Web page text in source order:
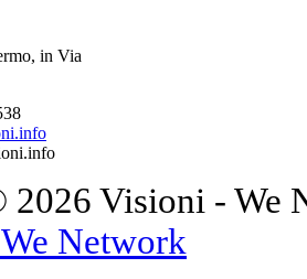
in Via
Visioni - We
Network